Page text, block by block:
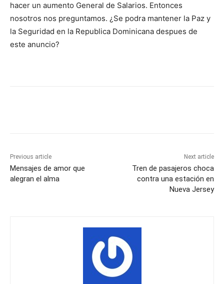
hacer un aumento General de Salarios. Entonces
nosotros nos preguntamos. ¿Se podra mantener la Paz y
la Seguridad en la Republica Dominicana despues de
este anuncio?
Previous article
Mensajes de amor que
alegran el alma
Next article
Tren de pasajeros choca
contra una estación en
Nueva Jersey